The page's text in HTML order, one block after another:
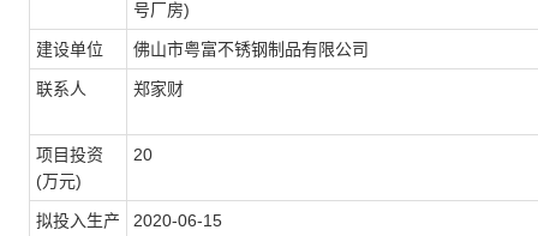
号厂房)
建设单位 佛山市粤富不锈钢制品有限公司
联系人 郑家财
项目投资
(万元)
20
拟投入生产
2020-06-15